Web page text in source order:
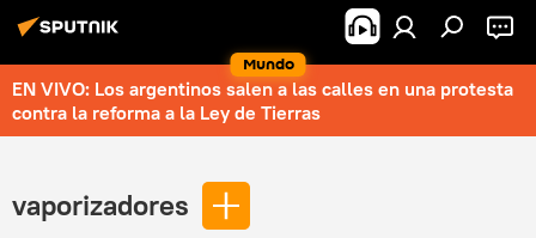
Mundo
EN VIVO: Los argentinos salen a las calles en una protesta
contra la reforma a la Ley de Tierras
vaporizadores